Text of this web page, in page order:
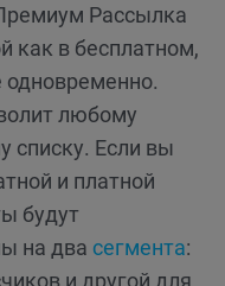
Рассылка
как в бесплатном,
одновременно.
любому
списку. Если вы
и платной
будут
на два сегмента:
и другой для